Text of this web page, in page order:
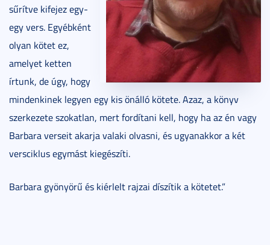
sűrítve kifejez egy-
egy vers. Egyébként
olyan kötet ez,
amelyet ketten
írtunk, de úgy, hogy
mindenkinek legyen egy kis önálló kötete. Azaz, a könyv
szerkezete szokatlan, mert fordítani kell, hogy ha az én vagy
Barbara verseit akarja valaki olvasni, és ugyanakkor a két
versciklus egymást kiegészíti.
Barbara gyönyörű és kiérlelt rajzai díszítik a kötetet.”